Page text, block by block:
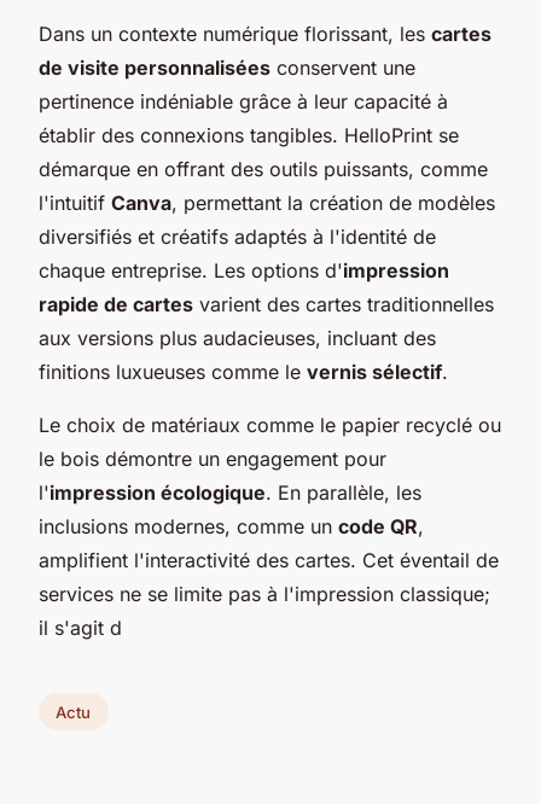
Dans un contexte numérique florissant, les cartes
de visite personnalisées conservent une
pertinence indéniable grâce à leur capacité à
établir des connexions tangibles. HelloPrint se
démarque en offrant des outils puissants, comme
l'intuitif Canva, permettant la création de modèles
diversifiés et créatifs adaptés à l'identité de
chaque entreprise. Les options d'impression
rapide de cartes varient des cartes traditionnelles
aux versions plus audacieuses, incluant des
finitions luxueuses comme le vernis sélectif.
Le choix de matériaux comme le papier recyclé ou
le bois démontre un engagement pour
l'impression écologique. En parallèle, les
inclusions modernes, comme un code QR,
amplifient l'interactivité des cartes. Cet éventail de
services ne se limite pas à l'impression classique;
il s'agit d
Actu